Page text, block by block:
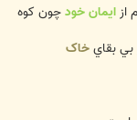
ازايمان خودچون کوه
بي بقايخاک